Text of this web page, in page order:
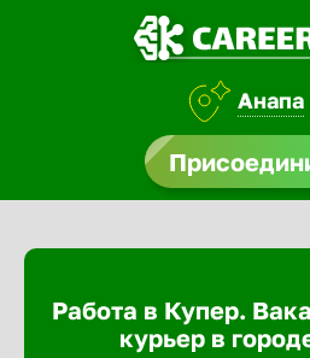
Анапа
Работа в Купер.
курьер в